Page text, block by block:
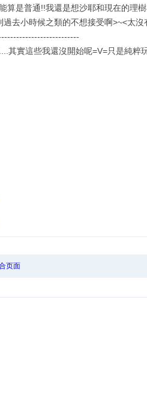
算是普通!!我還是想沙耶和現在的理
去小時候之類的不想接受啊>~<太沒
其實這些我還沒開始呢=V=只是純粹
页面